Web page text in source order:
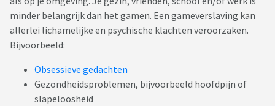
minder belangrijk dan het gamen. Een gameverslaving kan
allerlei lichamelijke en psychische klachten veroorzaken.
Bijvoorbeeld:
Obsessieve gedachten
Gezondheidsproblemen, bijvoorbeeld hoofdpijn of
slapeloosheid